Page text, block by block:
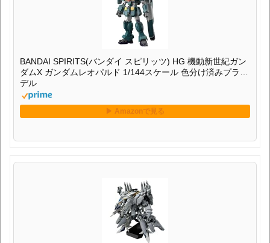
BANDAI SPIRITS(バンダイ スピリッツ) HG 機動新世紀ガン
ダムX ガンダムレオパルド 1/144スケール 色分け済みプラモ
デル